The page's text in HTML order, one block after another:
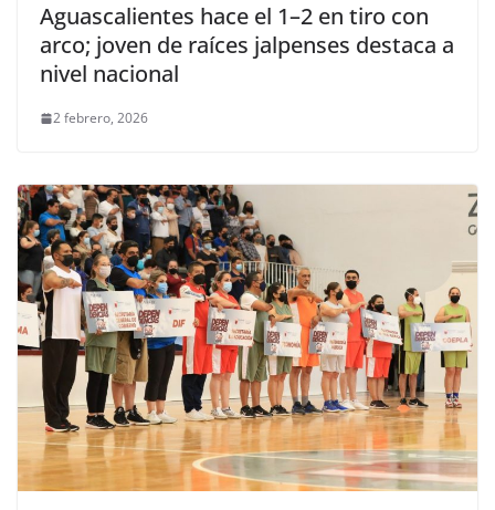
Aguascalientes hace el 1–2 en tiro con
arco; joven de raíces jalpenses destaca a
nivel nacional
2 febrero, 2026